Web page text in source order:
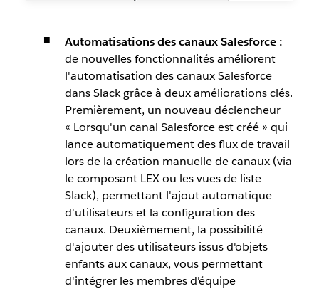
Automatisations des canaux Salesforce :
de nouvelles fonctionnalités améliorent
l'automatisation des canaux Salesforce
dans Slack grâce à deux améliorations clés.
Premièrement, un nouveau déclencheur
« Lorsqu'un canal Salesforce est créé » qui
lance automatiquement des flux de travail
lors de la création manuelle de canaux (via
le composant LEX ou les vues de liste
Slack), permettant l'ajout automatique
d'utilisateurs et la configuration des
canaux. Deuxièmement, la possibilité
d'ajouter des utilisateurs issus d'objets
enfants aux canaux, vous permettant
d'intégrer les membres d'équipe